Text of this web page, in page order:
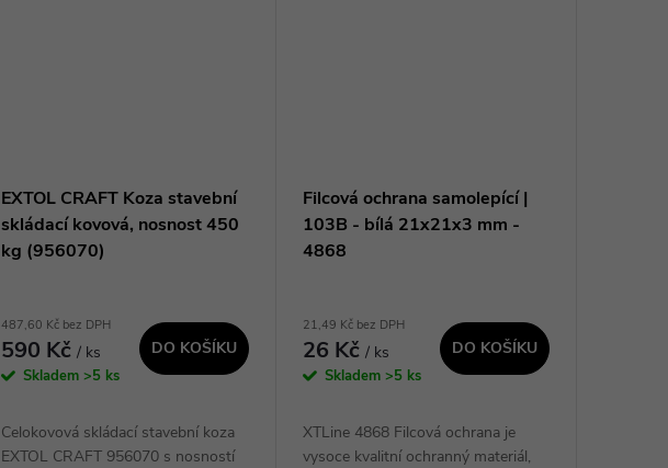
EXTOL CRAFT Koza stavební
skládací kovová, nosnost 450
kg (956070)
487,60 Kč bez DPH
590 Kč/ ks
Skladem>5 ks
DO KOŠÍKU
Celokovová skládací stavební koza
EXTOL CRAFT 956070 s nosností
Filcová ochrana samolepící |
103B - bílá 21x21x3 mm -
4868
21,49 Kč bez DPH
26 Kč / ks
Skladem >5 ks
DO KOŠÍKU
XTLine 4868 Filcová ochrana je
vysoce kvalitní ochranný materiál,